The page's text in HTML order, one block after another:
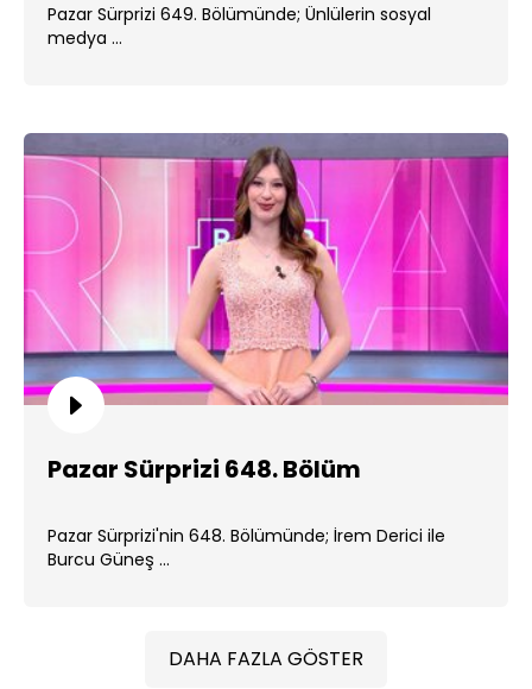
Pazar Sürprizi 649. Bölümünde; Ünlülerin sosyal
medya ...
Pazar Sürprizi 648. Bölüm
Pazar Sürprizi'nin 648. Bölümünde; İrem Derici ile
Burcu Güneş ...
DAHA FAZLA GÖSTER